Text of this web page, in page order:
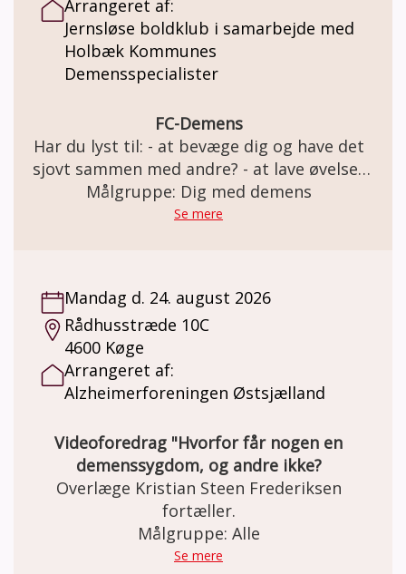
Arrangeret af:
Jernsløse boldklub i samarbejde med
Holbæk Kommunes
Demensspecialister
FC-Demens
Har du lyst til: - at bevæge dig og have det
sjovt sammen med andre? - at lave øvelser
med og uden bold i et trygt fællesskab? Så
er FC Demens i Jernløse BK lige noget for
demenslignende symptomer og demens i
tidligt stadie. Tag gerne din ven eller
pårørende med. Der tages hensyn til hver
enkelt spiller og vi passer vi på hinanden.
Målgruppe: Dig med demens
Se mere
Mandag d. 24. august 2026
Rådhusstræde 10C
4600 Køge
Arrangeret af:
Alzheimerforeningen Østsjælland
Videoforedrag "Hvorfor får nogen en
demenssygdom, og andre ikke?
Overlæge Kristian Steen Frederiksen
fortæller.
Målgruppe: Alle
Se mere